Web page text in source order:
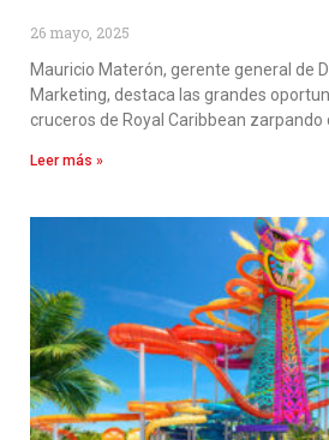
26 mayo, 2025
Mauricio Materón, gerente general de
Marketing, destaca las grandes
cruceros de Royal Caribbean zarpando
Leer más »